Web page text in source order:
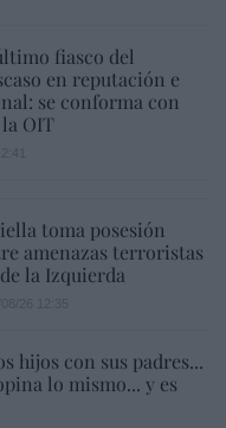
fiasco del
en reputación e
se conforma con
OIT
toma posesión
amenazas terroristas
la Izquierda
hijos con sus padres...
lo mismo... y es